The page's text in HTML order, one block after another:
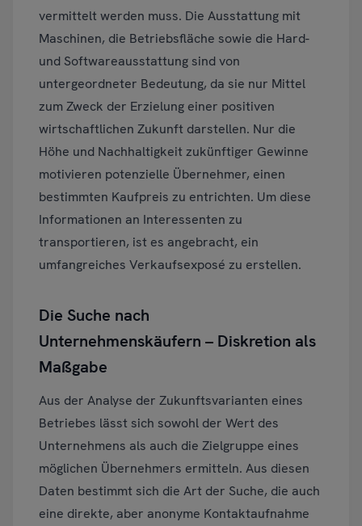
vermittelt werden muss. Die Ausstattung mit
Maschinen, die Betriebsfläche sowie die Hard-
und Softwareausstattung sind von
untergeordneter Bedeutung, da sie nur Mittel
zum Zweck der Erzielung einer positiven
wirtschaftlichen Zukunft darstellen. Nur die
Höhe und Nachhaltigkeit zukünftiger Gewinne
motivieren potenzielle Übernehmer, einen
bestimmten Kaufpreis zu entrichten. Um diese
Informationen an Interessenten zu
transportieren, ist es angebracht, ein
umfangreiches Verkaufsexposé zu erstellen.
Die Suche nach
Unternehmenskäufern – Diskretion als
Maßgabe
Aus der Analyse der Zukunftsvarianten eines
Betriebes lässt sich sowohl der Wert des
Unternehmens als auch die Zielgruppe eines
möglichen Übernehmers ermitteln. Aus diesen
Daten bestimmt sich die Art der Suche, die auch
eine direkte, aber anonyme Kontaktaufnahme